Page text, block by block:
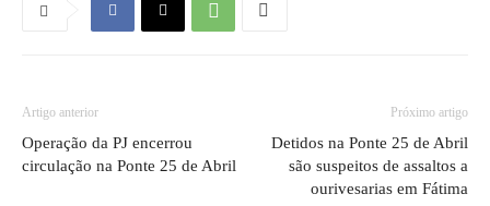
Artigo anterior
Operação da PJ encerrou
circulação na Ponte 25 de Abril
Próximo artigo
Detidos na Ponte 25 de Abril
são suspeitos de assaltos a
ourivesarias em Fátima